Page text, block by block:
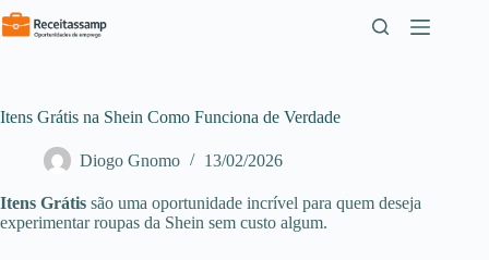
Pular
para
Itens Grátis na Shein Como Funciona de Verdade
Diogo Gnomo 13/02/2026
Itens Grátis são uma oportunidade incrível para quem deseja
experimentar roupas da Shein sem custo algum.